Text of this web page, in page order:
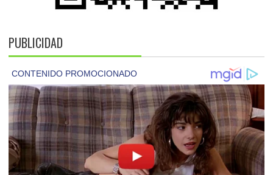
PUBLICIDAD